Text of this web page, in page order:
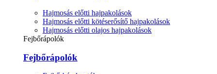
Hajmosás előtti hajpakolások
Hajmosás előtti kötéserősítő hajpakolások
Hajmosás előtti olajos hajpakolások
Fejbőrápolók
Fejbőrápolók